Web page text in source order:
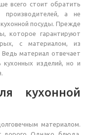
всего стоит обратить
производителей, а не
посуды. Прежде
которое гарантируют
с материалом, из
Ведь материал отвечает
кухонных изделий, но и
кухонной
материалом.